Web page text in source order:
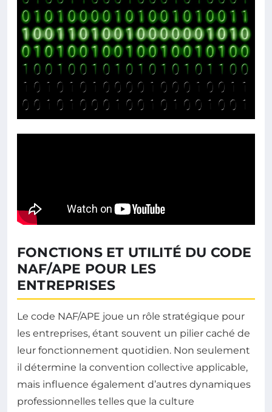
FONCTIONS ET UTILITÉ DU CODE
NAF/APE POUR LES
ENTREPRISES
Le code NAF/APE joue un rôle stratégique pour
les entreprises, étant souvent un pilier caché de
leur fonctionnement quotidien. Non seulement
il détermine la convention collective applicable,
mais influence également d’autres dynamiques
professionnelles telles que la culture